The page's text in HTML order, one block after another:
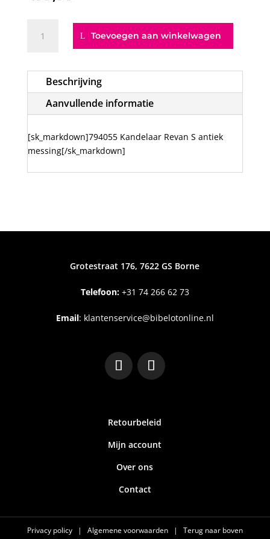
Kandelaar
antiek
messing
aantal
Toevoegen aan winkelwagen
Beschrijving
Aanvullende informatie
[sk_markdown]794055 Kandelaar Revan S antiek
messing[/sk_markdown]
Grotestraat 176, 7622 GS Borne
Telefoon:+31 74 266 62 73
Email: klantenservice@bibelotonline.nl
Retourbeleid
Mijn account
Over ons
Contact
Privacy policy | Algemene voorwaarden | Terug naar boven